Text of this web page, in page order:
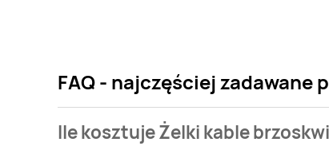
FAQ - najczęściej
Ile kosztuje Żelki kable